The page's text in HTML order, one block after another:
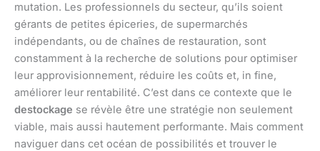
mutation. Les professionnels du secteur, qu’ils soient
gérants de petites épiceries, de supermarchés
indépendants, ou de chaînes de restauration, sont
constamment à la recherche de solutions pour optimiser
leur approvisionnement, réduire les coûts et, in fine,
améliorer leur rentabilité. C’est dans ce contexte que le
destockage se révèle être une stratégie non seulement
viable, mais aussi hautement performante. Mais comment
naviguer dans cet océan de possibilités et trouver le